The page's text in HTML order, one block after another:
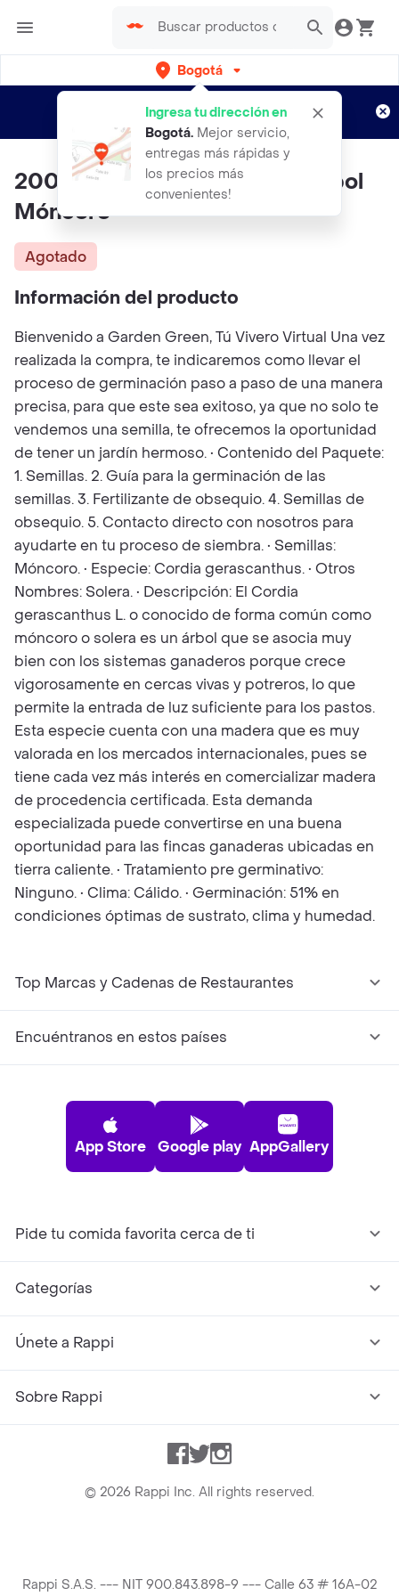
Bogotá
Ingresa tu dirección en
Bogotá. Mejor servicio,
entregas más rápidas y
los precios más
convenientes!
envíos gratis por semanas
Aplican TyC
200 Semillas Orgánicas De Árbol
Móncoro
Agotado
Información del producto
Bienvenido a Garden Green, Tú Vivero Virtual Una vez
realizada la compra, te indicaremos como llevar el
proceso de germinación paso a paso de una manera
precisa, para que este sea exitoso, ya que no solo te
vendemos una semilla, te ofrecemos la oportunidad
de tener un jardín hermoso. • Contenido del Paquete:
1. Semillas. 2. Guía para la germinación de las
semillas. 3. Fertilizante de obsequio. 4. Semillas de
obsequio. 5. Contacto directo con nosotros para
ayudarte en tu proceso de siembra. • Semillas:
Móncoro. • Especie: Cordia gerascanthus. • Otros
Nombres: Solera. • Descripción: El Cordia
gerascanthus L. o conocido de forma común como
móncoro o solera es un árbol que se asocia muy
bien con los sistemas ganaderos porque crece
vigorosamente en cercas vivas y potreros, lo que
permite la entrada de luz suficiente para los pastos.
Esta especie cuenta con una madera que es muy
valorada en los mercados internacionales, pues se
tiene cada vez más interés en comercializar madera
de procedencia certificada. Esta demanda
especializada puede convertirse en una buena
oportunidad para las fincas ganaderas ubicadas en
tierra caliente. • Tratamiento pre germinativo:
Ninguno. • Clima: Cálido. • Germinación: 51% en
condiciones óptimas de sustrato, clima y humedad.
Top Marcas y Cadenas de Restaurantes
Encuéntranos en estos países
App Store Google play AppGallery
Pide tu comida favorita cerca de ti
Categorías
Únete a Rappi
Sobre Rappi
Facebook
TwitterInstagram
© 2026 Rappi Inc. All rights reserved.
Rappi S.A.S. --- NIT 900.843.898-9 --- Calle 63 # 16A-02